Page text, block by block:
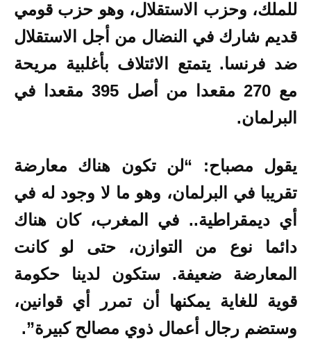
للملك، وحزب الاستقلال، وهو حزب قومي
قديم شارك في النضال من أجل الاستقلال
ضد فرنسا. يتمتع الائتلاف بأغلبية مريحة
مع 270 مقعدا من أصل 395 مقعدا في
البرلمان.
يقول مصباح: “لن تكون هناك معارضة
تقريبا في البرلمان، وهو ما لا وجود له في
أي ديمقراطية.. في المغرب، كان هناك
دائما نوع من التوازن، حتى لو كانت
المعارضة ضعيفة. ستكون لدينا حكومة
قوية للغاية يمكنها أن تمرر أي قوانين،
وستضم رجال أعمال ذوي مصالح كبيرة”.